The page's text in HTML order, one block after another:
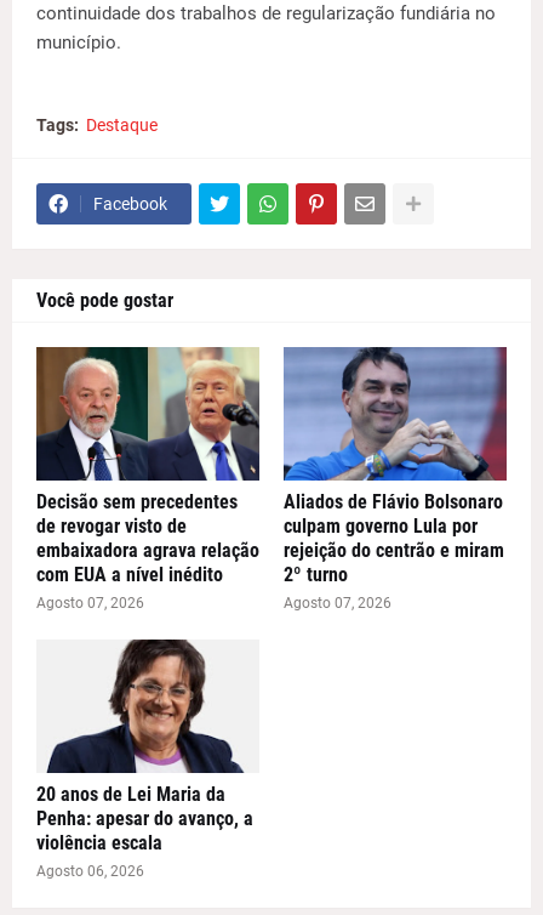
continuidade dos trabalhos de regularização fundiária no
município.
Tags: Destaque
Facebook
Você pode gostar
Decisão sem precedentes
de revogar visto de
embaixadora agrava relação
com EUA a nível inédito
Agosto 07, 2026
Aliados de Flávio Bolsonaro
culpam governo Lula por
rejeição do centrão e miram
2º turno
Agosto 07, 2026
20 anos de Lei Maria da
Penha: apesar do avanço, a
violência escala
Agosto 06, 2026